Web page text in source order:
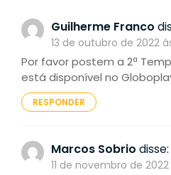
Guilherme Franco
13 de outubro de 2022
Por favor postem a 2ª
está disponível no
RESPONDER
Marcos Sobrio disse:
11 de novembro de 2022